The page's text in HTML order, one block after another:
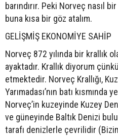
barındırır. Peki Norveç nasıl
buna kısa bir göz atalım.
GELİŞMİŞ EKONOMİYE SAHİP
Norveç 872 yılında bir krallık
ayaktadır. Krallık diyorum
etmektedir. Norveç Krallığı,
Yarımadası’nın batı
Norveç’in kuzeyinde Kuzey
ve güneyinde Baltık Denizi
tarafı denizlerle çevrilidir